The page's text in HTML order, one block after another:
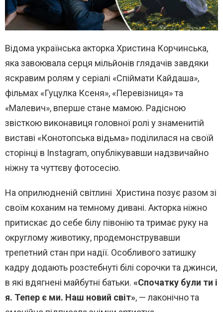
Відома українська акторка Христина Корчинська,
яка завоювала серця мільйонів глядачів завдяки
яскравим ролям у серіалі «Спіймати Кайдаша»,
фільмах «Гуцулка Ксеня», «Перевізниця» та
«Малевич», вперше стане мамою. Радісною
звісткою виконавиця головної ролі у знаменитій
виставі «Конотопська відьма» поділилася на своїй
сторінці в Instagram, опублікувавши надзвичайно
ніжну та чуттєву фотосесію.
На оприлюдненій світлині Христина позує разом зі
своїм коханим на темному дивані. Акторка ніжно
притискає до себе білу півонію та тримає руку на
округлому животику, продемонструвавши
трепетний стан при надії. Особливого затишку
кадру додають розстебнуті білі сорочки та джинси,
в які вдягнені майбутні батьки. «Спочатку були ти і
я. Тепер є ми. Наш новий світ», — лаконічно та